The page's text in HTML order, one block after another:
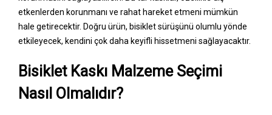
etkenlerden korunmanı ve rahat hareket etmeni mümkün
hale getirecektir. Doğru ürün, bisiklet sürüşünü olumlu yönde
etkileyecek, kendini çok daha keyifli hissetmeni sağlayacaktır.
Bisiklet Kaskı Malzeme Seçimi
Nasıl Olmalıdır?